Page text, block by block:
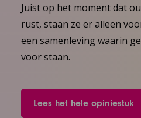
Juist op het moment dat
rust, staan ze er alleen
een samenleving waarin
voor staan.
Lees het hele opiniestuk